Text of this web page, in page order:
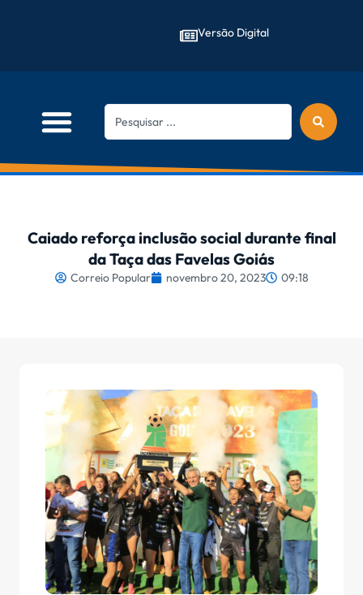
Versão Digital
Caiado reforça inclusão social durante final
da Taça das Favelas Goiás
Correio Popular novembro 20, 2023 09:18